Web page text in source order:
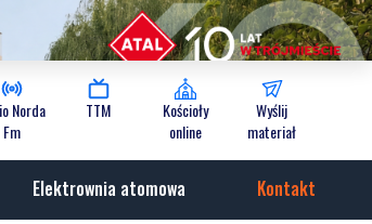
Norda
Fm
TTM
Kościoły
online
Wyślij
materiał
Elektrownia atomowa Kontakt